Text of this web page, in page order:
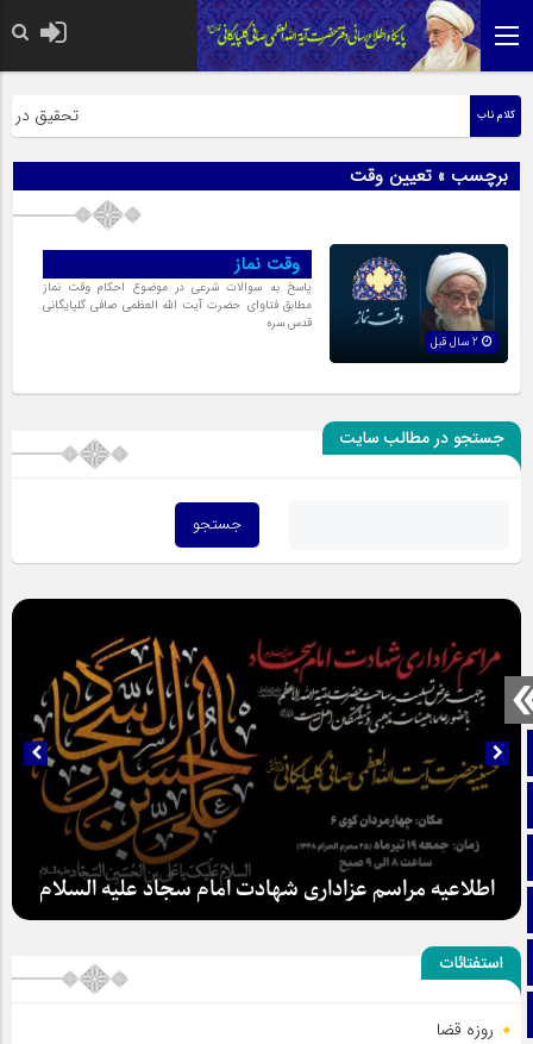
صفحه نخست
آپارات
اینستاگرام
کلام ناب تحقیق در
برچسب » تعیین وقت
وقت نماز
پاسخ به سوالات شرعی در موضوع احکام وقت نماز
مطابق فتاوای حضرت آیت الله العظمی صافی گلپایگانی
قدس سره
جستجو در مطالب سایت
اطلاعیه مراسم عزاداری شهادت امام سجاد علیه السلام
استفتائات
روزه قضا